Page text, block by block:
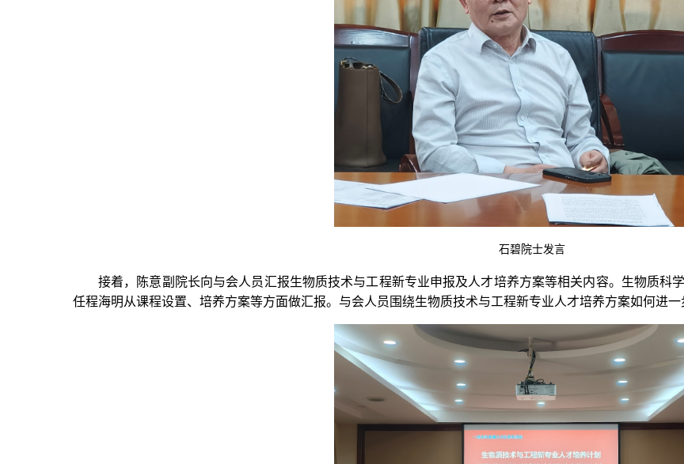
石碧院士发言
接着，陈意副院长向与会人员汇报生物质技术与工程新专业申报及人才培养方案等相关内容。生物质科
任程海明从课程设置、培养方案等方面做汇报。与会人员围绕生物质技术与工程新专业人才培养方案如何进一